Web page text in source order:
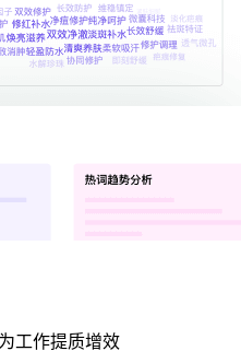
工作提质增效